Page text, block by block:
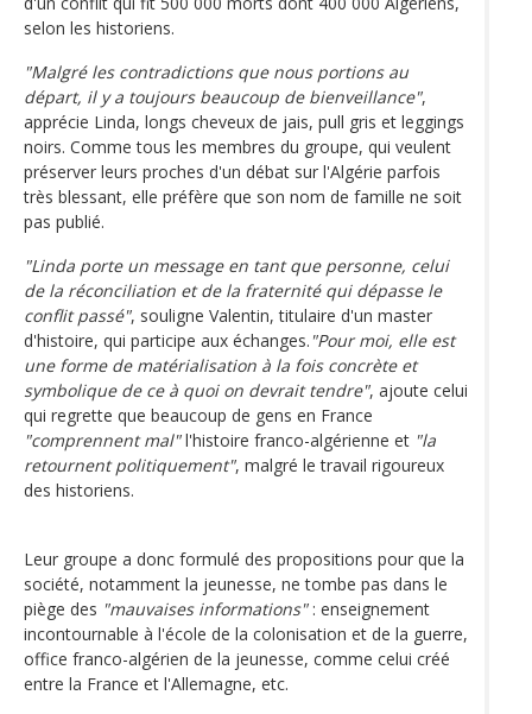
selon les historiens.
"Malgré les contradictions que nous portions au
départ, il y a toujours beaucoup de bienveillance",
apprécie Linda, longs cheveux de jais, pull gris et leggings
noirs. Comme tous les membres du groupe, qui veulent
préserver leurs proches d'un débat sur l'Algérie parfois
très blessant, elle préfère que son nom de famille ne soit
pas publié.
"Linda porte un message en tant que personne, celui
de la réconciliation et de la fraternité qui dépasse le
conflit passé", souligne Valentin, titulaire d'un master
d'histoire, qui participe aux échanges. "Pour moi, elle est
une forme de matérialisation à la fois concrète et
symbolique de ce à quoi on devrait tendre", ajoute celui
qui regrette que beaucoup de gens en France
"comprennent mal"l'histoire franco-algérienne et "la
retournent politiquement", malgré le travail rigoureux
des historiens.
Leur groupe a donc formulé des propositions pour que la
société, notamment la jeunesse, ne tombe pas dans le
piège des "mauvaises informations": enseignement
incontournable à l'école de la colonisation et de la guerre,
office franco-algérien de la jeunesse, comme celui créé
entre la France et l'Allemagne, etc.